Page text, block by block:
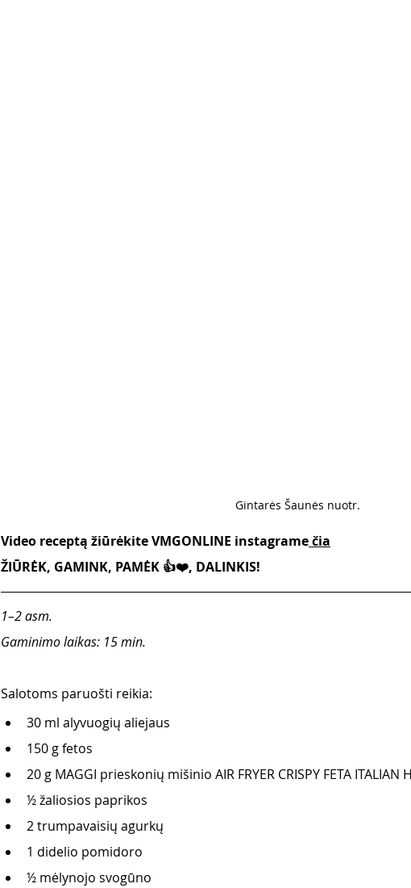
Gintarės Šaunės nuotr.
Video receptą žiūrėkite VMGONLINE instagrame čia
ŽIŪRĖK, GAMINK, PAMĖK 👍❤️, DALINKIS!
1–2 asm.
Gaminimo laikas: 15 min.
Salotoms paruošti reikia:
30 ml alyvuogių aliejaus
150 g fetos
20 g MAGGI prieskonių mišinio AIR FRYER CRISPY FETA ITALIAN
½ žaliosios paprikos
2 trumpavaisių agurkų
1 didelio pomidoro
½ mėlynojo svogūno